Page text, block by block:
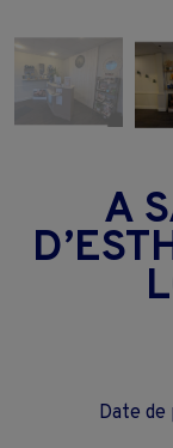
A
Date